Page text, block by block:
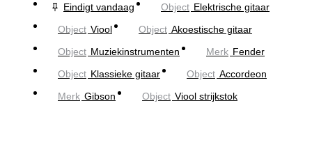
Eindigt vandaag
Object Elektrische gitaar
Object Viool Object Akoestische gitaar
Object Muziekinstrumenten Merk Fender
Object Klassieke gitaar Object Accordeon
Merk Gibson Object Viool strijkstok